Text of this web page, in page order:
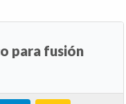
para fusión